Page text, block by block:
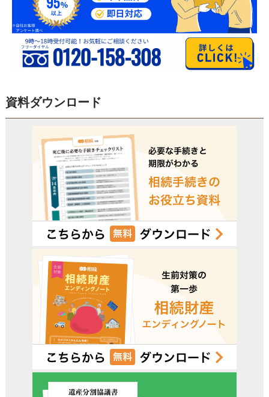
資料ダウンロード